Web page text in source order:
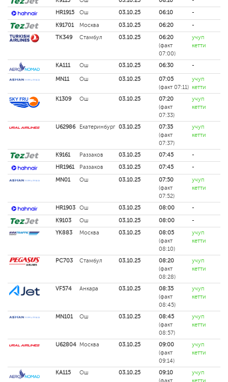
HR1915
Ош 03.10.25 06:10
-
K91701
Москва 03.10.25 06:20
-
TK349
Стамбул 03.10.25
06:20
(факт
07:00)
учуп
кетти
KA111 Ош 03.10.25 06:30 -
MN11 Ош 03.10.25
07:05
(факт 07:11)
учуп
кетти
K1309
Ош 03.10.25
07:20
(факт
07:33)
учуп
кетти
U62986 Екатеринбург 03.10.25
07:35
(факт
07:37)
учуп
кетти
K9161 Раззаков 03.10.25 07:45
-
HR1961
Раззаков 03.10.25 07:45
-
MN01
Ош 03.10.25
07:50
(факт
07:52)
учуп
кетти
HR1903 Ош 03.10.25 08:00
-
K9103
Ош 03.10.25 08:00
-
YK883
Москва 03.10.25
08:05
(факт
08:10)
учуп
кетти
PC703 Стамбул 03.10.25
08:20
(факт
08:28)
учуп
кетти
VF574 Анкара 03.10.25
08:35
(факт
08:45)
учуп
кетти
MN101 Ош 03.10.25
08:45
(факт
08:57)
учуп
кетти
U62804 Москва 03.10.25
09:00
(факт
09:14)
учуп
кетти
KA115 Ош 03.10.25
09:10
учуп